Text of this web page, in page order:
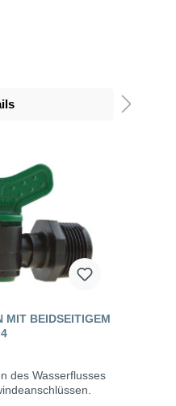
MIT BEIDSEITIGEM
des Wasserflusses